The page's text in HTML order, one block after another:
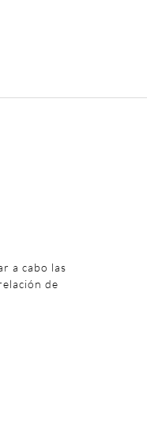
a cabo las
de